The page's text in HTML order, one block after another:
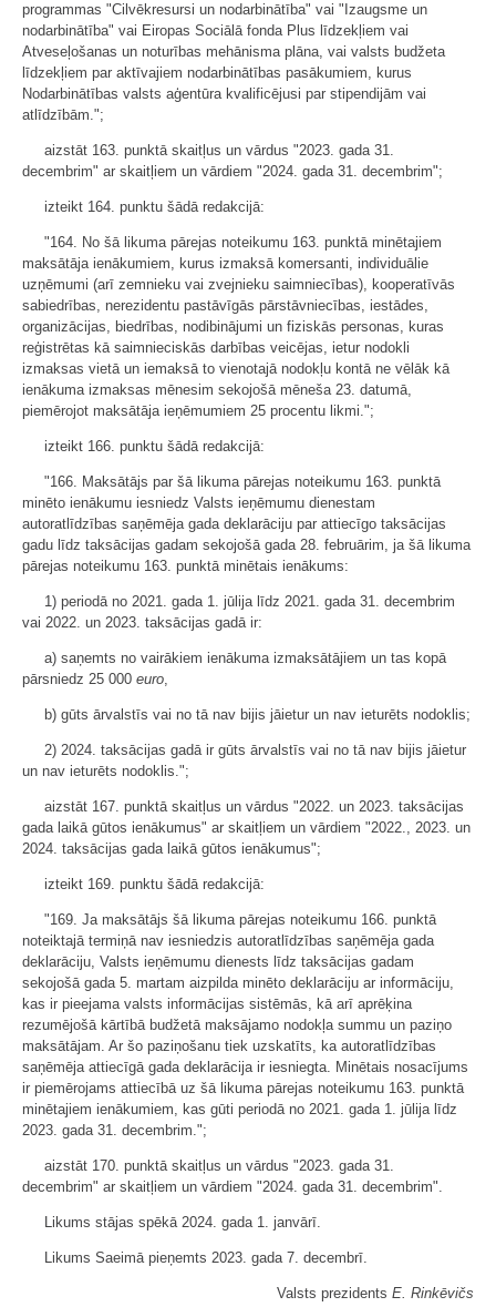
programmas "Cilvēkresursi un nodarbinātība" vai "Izaugsme un
nodarbinātība" vai Eiropas Sociālā fonda Plus līdzekļiem vai
Atveseļošanas un noturības mehānisma plāna, vai valsts budžeta
līdzekļiem par aktīvajiem nodarbinātības pasākumiem, kurus
Nodarbinātības valsts aģentūra kvalificējusi par stipendijām vai
atlīdzībām.";
aizstāt 163. punktā skaitļus un vārdus "2023. gada 31.
decembrim" ar skaitļiem un vārdiem "2024. gada 31. decembrim";
izteikt 164. punktu šādā redakcijā:
"164. No šā likuma pārejas noteikumu 163. punktā minētajiem
maksātāja ienākumiem, kurus izmaksā komersanti, individuālie
uzņēmumi (arī zemnieku vai zvejnieku saimniecības), kooperatīvās
sabiedrības, nerezidentu pastāvīgās pārstāvniecības, iestādes,
organizācijas, biedrības, nodibinājumi un fiziskās personas, kuras
reģistrētas kā saimnieciskās darbības veicējas, ietur nodokli
izmaksas vietā un iemaksā to vienotajā nodokļu kontā ne vēlāk kā
ienākuma izmaksas mēnesim sekojošā mēneša 23. datumā,
piemērojot maksātāja ieņēmumiem 25 procentu likmi.";
izteikt 166. punktu šādā redakcijā:
"166. Maksātājs par šā likuma pārejas noteikumu 163. punktā
minēto ienākumu iesniedz Valsts ieņēmumu dienestam
autoratlīdzības saņēmēja gada deklarāciju par attiecīgo taksācijas
gadu līdz taksācijas gadam sekojošā gada 28. februārim, ja šā likuma
pārejas noteikumu 163. punktā minētais ienākums:
1) periodā no 2021. gada 1. jūlija līdz 2021. gada 31. decembrim
vai 2022. un 2023. taksācijas gadā ir:
a) saņemts no vairākiem ienākuma izmaksātājiem un tas kopā
pārsniedz 25 000 euro,
b) gūts ārvalstīs vai no tā nav bijis jāietur un nav ieturēts nodoklis;
2) 2024. taksācijas gadā ir gūts ārvalstīs vai no tā nav bijis jāietur
un nav ieturēts nodoklis.";
aizstāt 167. punktā skaitļus un vārdus "2022. un 2023. taksācijas
gada laikā gūtos ienākumus" ar skaitļiem un vārdiem "2022., 2023. un
2024. taksācijas gada laikā gūtos ienākumus";
izteikt 169. punktu šādā redakcijā:
"169. Ja maksātājs šā likuma pārejas noteikumu 166. punktā
noteiktajā termiņā nav iesniedzis autoratlīdzības saņēmēja gada
deklarāciju, Valsts ieņēmumu dienests līdz taksācijas gadam
sekojošā gada 5. martam aizpilda minēto deklarāciju ar informāciju,
kas ir pieejama valsts informācijas sistēmās, kā arī aprēķina
rezumējošā kārtībā budžetā maksājamo nodokļa summu un paziņo
maksātājam. Ar šo paziņošanu tiek uzskatīts, ka autoratlīdzības
saņēmēja attiecīgā gada deklarācija ir iesniegta. Minētais nosacījums
ir piemērojams attiecībā uz šā likuma pārejas noteikumu 163. punktā
minētajiem ienākumiem, kas gūti periodā no 2021. gada 1. jūlija līdz
2023. gada 31. decembrim.";
aizstāt 170. punktā skaitļus un vārdus "2023. gada 31.
decembrim" ar skaitļiem un vārdiem "2024. gada 31. decembrim".
Likums stājas spēkā 2024. gada 1. janvārī.
Likums Saeimā pieņemts 2023. gada 7. decembrī.
Valsts prezidents E. Rinkēvičs